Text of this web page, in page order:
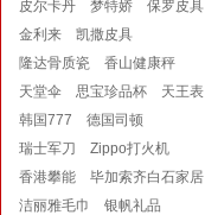
皮尔卡丹 梦特娇
保罗皮具
金利来
凯撒皮具
隆达骨质瓷
香山健康秤
天堂伞
思宝珍品杯
天王表
韩国777
德国司顿
瑞士军刀
Zippo打火机
香港攀能
毕加索齐白石家居
洁丽雅毛巾
银帆礼品